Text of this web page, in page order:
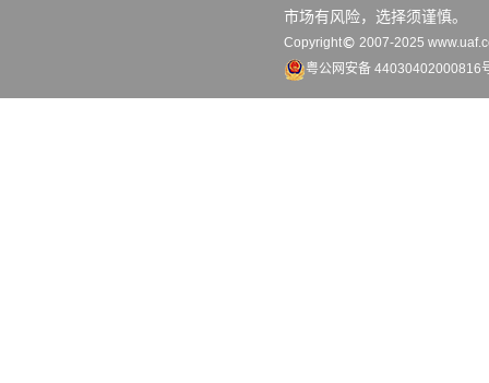
市场有风险，选择须谨慎。
Copyright
2007-2025
粤公网安备 44030402000816